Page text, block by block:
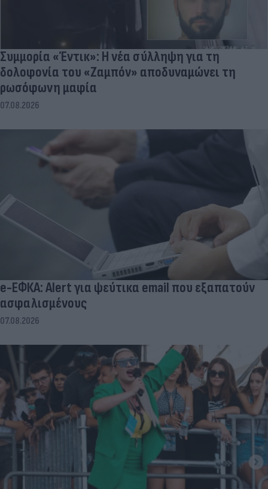
Συμμορία «Έντικ»: Η νέα σύλληψη για τη
δολοφονία του «Ζαμπόν» αποδυναμώνει τη
ρωσόφωνη μαφία
07.08.2026
e-ΕΦΚΑ: Alert για ψεύτικα email που εξαπατούν
ασφαλισμένους
07.08.2026